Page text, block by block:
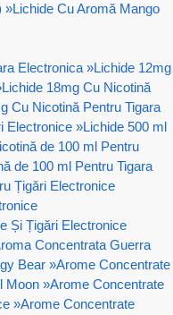
»Lichide Cu Aromă Mango
Electronica »Lichide 12mg
Lichide 18mg Cu Nicotină
Cu Nicotină Pentru Tigara
Electronice »Lichide 500 ml
de 100 ml Pentru
de 100 ml Pentru Tigara
Țigări Electronice
Și Țigări Electronice
Concentrata Guerra
Bear »Arome Concentrate
Moon »Arome Concentrate
»Arome Concentrate